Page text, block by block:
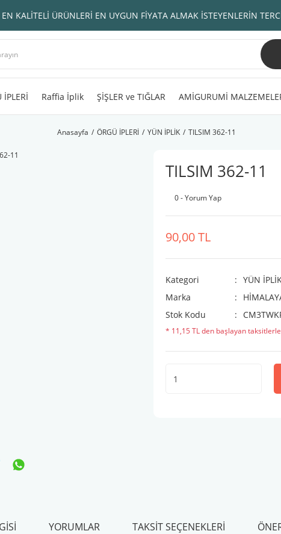
EN KALİTELİ ÜRÜNLERİ EN UYGUN FİYATA ALMAK İSTEYENLERİN
İPLERİ Raffia İplik ŞİŞLER ve TIĞLAR AMİGURUMİ
Anasayfa ÖRGÜ İPLERİ YÜN İPLİK TILSIM 362-11
TILSIM 362-11
0 - Yorum Yap
90,00 TL
Kategori
YÜN
Marka
Stok Kodu
* 11,15 TL den başlayan
YORUMLAR TAKSIT SEÇENEKLERI